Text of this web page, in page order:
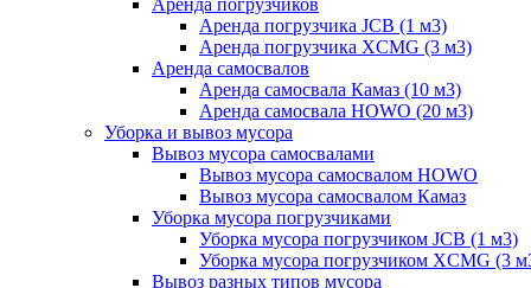
Аренда погрузчиков
Аренда погрузчика JCB (1 м3)
Аренда погрузчика XCMG (3 м3)
Аренда самосвалов
Аренда самосвала Камаз (10 м3)
Аренда самосвала HOWO (20 м3)
Уборка и вывоз мусора
Вывоз мусора самосвалами
Вывоз мусора самосвалом HOWO
Вывоз мусора самосвалом Камаз
Уборка мусора погрузчиками
Уборка мусора погрузчиком JCB (1 м3)
Уборка мусора погрузчиком XCMG (3
Вывоз разных типов мусора